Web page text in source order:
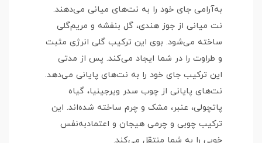
به‌آرامی جای خود را به نت‌های میانی می‌دهند.
نت میانی از جوز هندی، گل بنفشه و مریم‌گلی
ساخته می‌شود. بوی این ترکیب گلی انرژی مثبت
و طراوت را در شما ایجاد می‌کند. پس از مدتی
این ترکیب جای خود را به نت‌های پایانی می‌دهد.
نت‌های پایانی از چوب سدر ویرجینیا، گیاه
پاتچولی، عنبر، مشک و چرم ساخته شده‌اند. این
ترکیب چوبی و چرمی هیجان و اعتمادبه‌نفس
خوبی را به شما منتقل می‌کند.